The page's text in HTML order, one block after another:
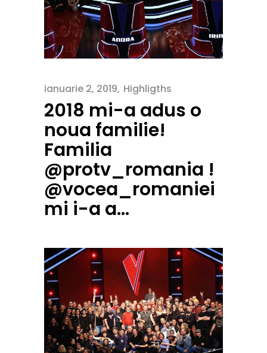
ianuarie 2, 2019 Highligths
2018 mi-a adus o
noua familie!
Familia
@protv_romania !
@vocea_romaniei
mi i-a a…